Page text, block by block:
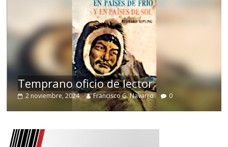
Temprano oficio de lector
2 noviembre, 2024 Francisco G. Navarro 0